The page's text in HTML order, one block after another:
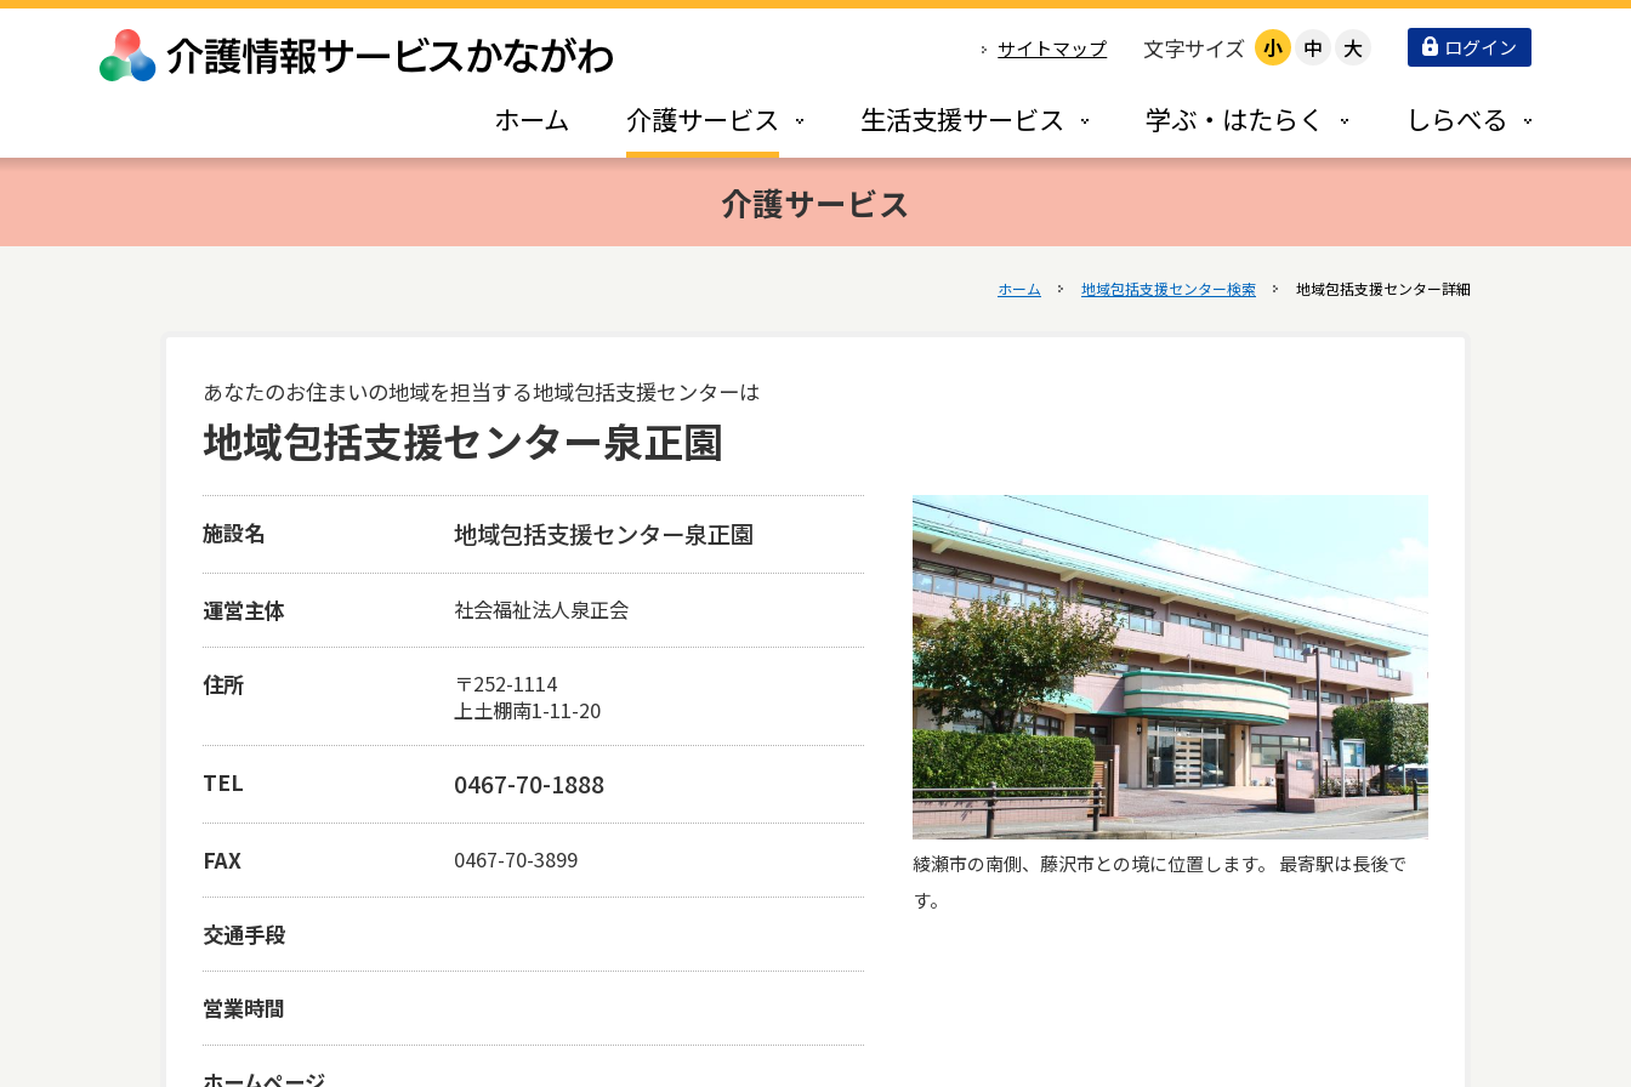
サイトマップ 文字サイズ 小 中 大 ログイン
ホーム 介護サービス 生活支援サービス 学ぶ・はたらく しらべる
介護サービス
ホーム 地域包括支援センター検索 地域包括支援センター詳細
あなたのお住まいの地域を担当する地域包括支援センターは
地域包括支援センター泉正園
施設名 地域包括支援センター泉正園
運営主体 社会福祉法人泉正会
住所
〒252-1114
上土棚南1-11-20
TEL 0467-70-1888
FAX 0467-70-3899
交通手段
営業時間
綾瀬市の南側、藤沢市との境に位置します。 最寄駅は長後で
す。